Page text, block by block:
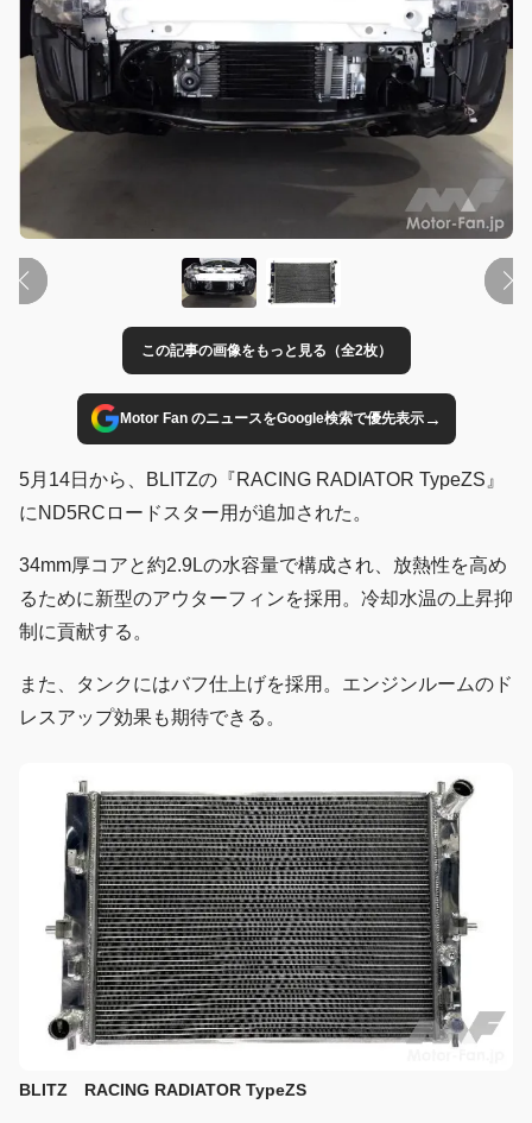
この記事の画像をもっと見る（全2枚）
Motor Fan のニュースをGoogle検索で優先表示→
5月14日から、BLITZの『RACING RADIATOR TypeZS』
にND5RCロードスター用が追加された。
34mm厚コアと約2.9Lの水容量で構成され、放熱性を高め
るために新型のアウターフィンを採用。冷却水温の上昇抑
制に貢献する。
また、タンクにはバフ仕上げを採用。エンジンルームのド
レスアップ効果も期待できる。
BLITZ RACING RADIATOR TypeZS